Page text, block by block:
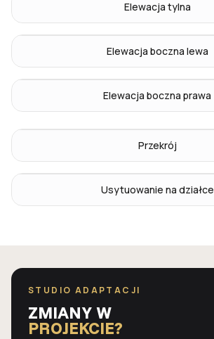
Elewacja tylna
Elewacja boczna lewa
Elewacja boczna prawa
Przekrój
Usytuowanie na działce
STUDIO ADAPTACJI
ZMIANY W
PROJEKCIE?